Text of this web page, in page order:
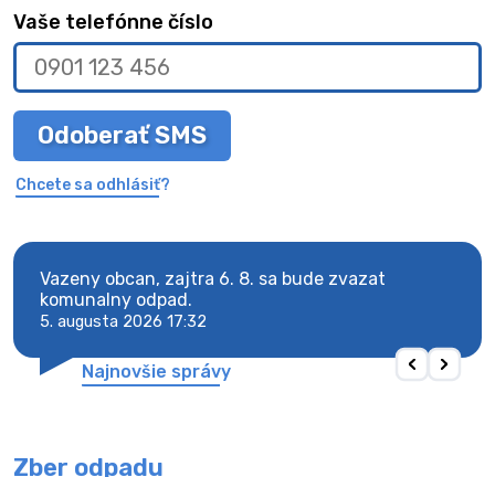
Vaše telefónne číslo
Odoberať SMS
Chcete sa odhlásiť?
Vazeny obcan, zajtra 6. 8. sa bude zvazat
komunalny odpad.
5. augusta 2026 17:32
Najnovšie správy
Zber odpadu